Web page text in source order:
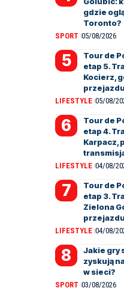
gdzie
Toronto?
SPORT 05/08/2026
Tour de
etap 5.
Kocierz,
LIFESTYLE 05/08/
Tour de
etap 4.
Karpacz,
LIFESTYLE 04/08/
Tour de
etap 3.
Zielona
LIFESTYLE 04/08/
Jakie gry
zyskują
w sieci?
SPORT 03/08/2026